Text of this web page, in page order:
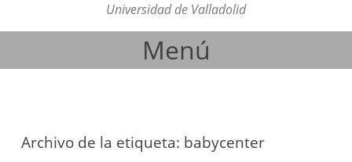
Universidad de Valladolid
Menú
Archivo de la etiqueta: babycenter